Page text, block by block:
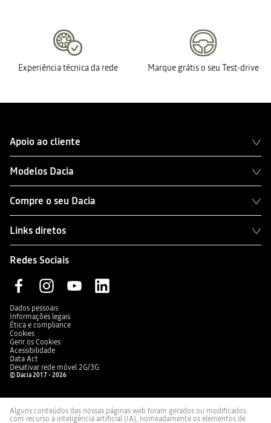
Experiência técnica da rede Marque grátis o seu Test-drive
Apoio ao cliente
Modelos Dacia
Compre o seu Dacia
Links diretos
Redes Sociais
Dados pessoais
Informações legais
Ética e compliance
Cookies
Gerir os Cookies
Acessibilidade
Data Act
Desativar rede móvel 2G/3G
© Dacia 2017 - 2026
Alguns conteúdos das nossas páginas web foram gerados ou modificados
com recurso a inteligência artificial (IA), nomeadamente os elementos de